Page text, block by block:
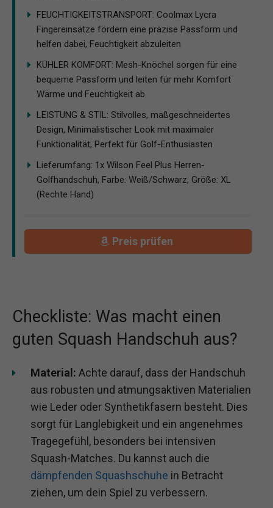
FEUCHTIGKEITSTRANSPORT: Coolmax Lycra
Fingereinsätze fördern eine präzise Passform und
helfen dabei, Feuchtigkeit abzuleiten
KÜHLER KOMFORT: Mesh-Knöchel sorgen für eine
bequeme Passform und leiten für mehr Komfort
Wärme und Feuchtigkeit ab
LEISTUNG & STIL: Stilvolles, maßgeschneidertes
Design, Minimalistischer Look mit maximaler
Funktionalität, Perfekt für Golf-Enthusiasten
Lieferumfang: 1x Wilson Feel Plus Herren-
Golfhandschuh, Farbe: Weiß/Schwarz, Größe: XL
(Rechte Hand)
Preis prüfen
Checkliste: Was macht einen
guten Squash Handschuh aus?
Material: Achte darauf, dass der Handschuh
aus robusten und atmungsaktiven Materialien
wie Leder oder Synthetikfasern besteht. Dies
sorgt für Langlebigkeit und ein angenehmes
Tragegefühl, besonders bei intensiven
Squash-Matches. Du kannst auch die
dämpfenden Squashschuhe in Betracht
ziehen, um dein Spiel zu verbessern.